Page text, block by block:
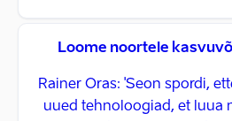
Loome noortele
Rainer Oras: 'Seon spordi,
uued tehnoloogiad, et luua